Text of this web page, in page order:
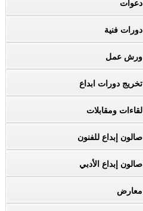
دعوات
دورات فنية
ورش عمل
تخريج دورات ابداع
لقاءات ومقابلات
صالون إبداع للفنون
صالون إبداع الأدبي
معارض